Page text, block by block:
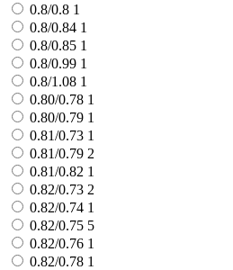
0.8/0.8 1
0.8/0.84 1
0.8/0.85 1
0.8/0.99 1
0.8/1.08 1
0.80/0.78 1
0.80/0.79 1
0.81/0.73 1
0.81/0.79 2
0.81/0.82 1
0.82/0.73 2
0.82/0.74 1
0.82/0.75 5
0.82/0.76 1
0.82/0.78 1